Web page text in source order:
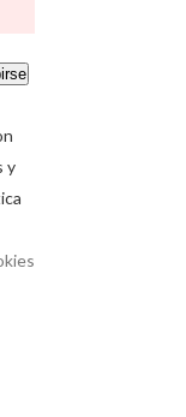
y